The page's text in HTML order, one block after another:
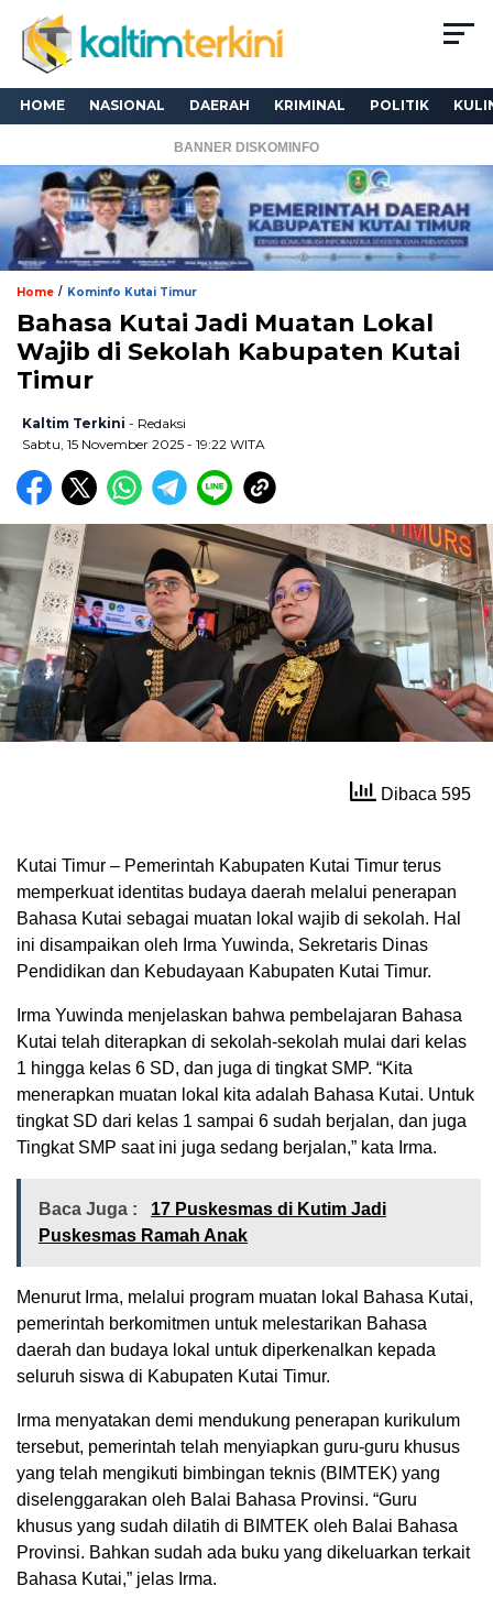
HOME NASIONAL DAERAH KRIMINAL POLITIK
BANNER DISKOMINFO
Home / Kominfo Kutai Timur
Bahasa Kutai Jadi Muatan Lokal
Wajib di Sekolah Kabupaten Kutai
Timur
Kaltim Terkini - Redaksi
Sabtu, 15 November 2025 - 19:22 WITA
Dibaca 595
Kutai Timur – Pemerintah Kabupaten Kutai Timur terus
memperkuat identitas budaya daerah melalui penerapan
Bahasa Kutai sebagai muatan lokal wajib di sekolah. Hal
ini disampaikan oleh Irma Yuwinda, Sekretaris Dinas
Pendidikan dan Kebudayaan Kabupaten Kutai Timur.
Irma Yuwinda menjelaskan bahwa pembelajaran Bahasa
Kutai telah diterapkan di sekolah-sekolah mulai dari kelas
1 hingga kelas 6 SD, dan juga di tingkat SMP. “Kita
menerapkan muatan lokal kita adalah Bahasa Kutai. Untuk
tingkat SD dari kelas 1 sampai 6 sudah berjalan, dan juga
Tingkat SMP saat ini juga sedang berjalan,” kata Irma.
Baca Juga :
17 Puskesmas di Kutim Jadi
Puskesmas Ramah Anak
Menurut Irma, melalui program muatan lokal Bahasa Kutai,
pemerintah berkomitmen untuk melestarikan Bahasa
daerah dan budaya lokal untuk diperkenalkan kepada
seluruh siswa di Kabupaten Kutai Timur.
Irma menyatakan demi mendukung penerapan kurikulum
tersebut, pemerintah telah menyiapkan guru-guru khusus
yang telah mengikuti bimbingan teknis (BIMTEK) yang
diselenggarakan oleh Balai Bahasa Provinsi. “Guru
khusus yang sudah dilatih di BIMTEK oleh Balai Bahasa
Provinsi. Bahkan sudah ada buku yang dikeluarkan terkait
Bahasa Kutai,” jelas Irma.